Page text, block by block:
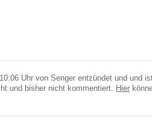
Uhr von Senger entzündet und und
und bisher nicht kommentiert. Hier